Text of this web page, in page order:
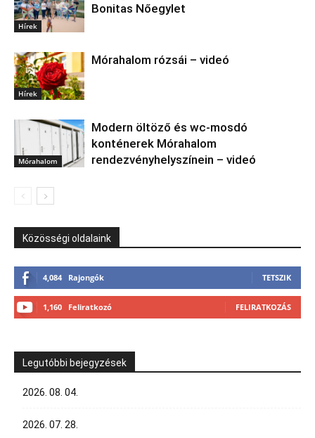
Hírek
Bonitas Nőegylet
Hírek
Mórahalom rózsái – videó
Mórahalom
Modern öltöző és wc-mosdó
konténerek Mórahalom
rendezvényhelyszínein – videó
Közösségi oldalaink
4,084 Rajongók TETSZIK
1,160 Feliratkozó FELIRATKOZÁS
Legutóbbi bejegyzések
2026. 08. 04.
2026. 07. 28.